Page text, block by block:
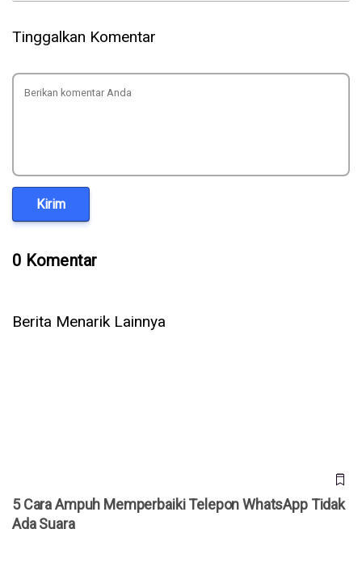
Tinggalkan Komentar
Kirim
0 Komentar
Berita Menarik Lainnya
5 Cara Ampuh Memperbaiki Telepon WhatsApp Tidak
Ada Suara